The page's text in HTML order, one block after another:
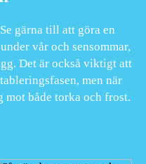
gärna till att göra en
vår och sensommar,
Det är också viktigt att
men när
mot både torka och frost.